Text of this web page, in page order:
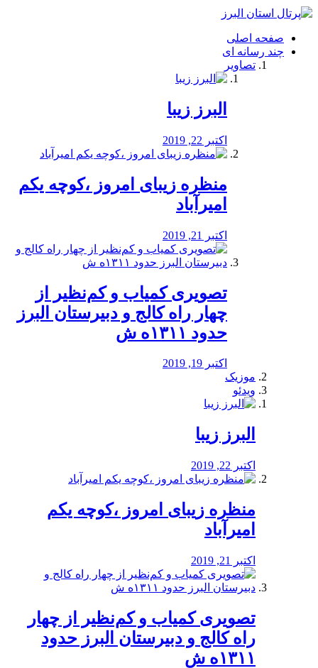
فصد
شرق
تهران
خشکشویی
صفحه اصلی
چند رسانه ای
تصاویر
البرز زیبا
اکتبر 22, 2019
منظره‌‌ زیبای امروز ،کوچه یکم
امیرآباد
اکتبر 21, 2019
️تصویری کمیاب و کم‌نظیر از
چهار راه كالج و دبيرستان البرز
حدود ۱۳۱۱ه ش
اکتبر 19, 2019
موزیک
ویدئو
البرز زیبا
اکتبر 22, 2019
منظره‌‌ زیبای امروز ،کوچه یکم
امیرآباد
اکتبر 21, 2019
️تصویری کمیاب و کم‌نظیر از چهار
راه كالج و دبيرستان البرز حدود
۱۳۱۱ه ش